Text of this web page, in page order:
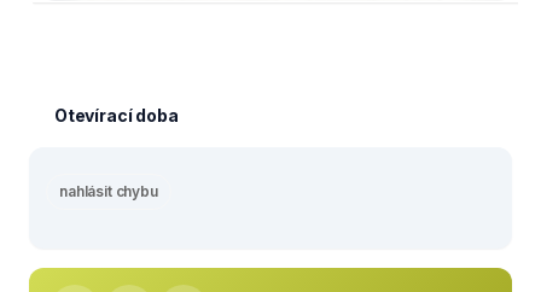
Otevírací doba
nahlásit chybu